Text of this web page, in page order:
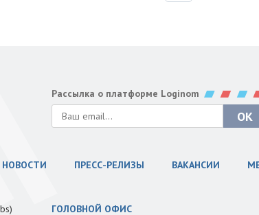
Рассылка о платформе Loginom
НОВОСТИ ПРЕСС-РЕЛИЗЫ ВАКАНСИИ
ГОЛОВНОЙ ОФИС